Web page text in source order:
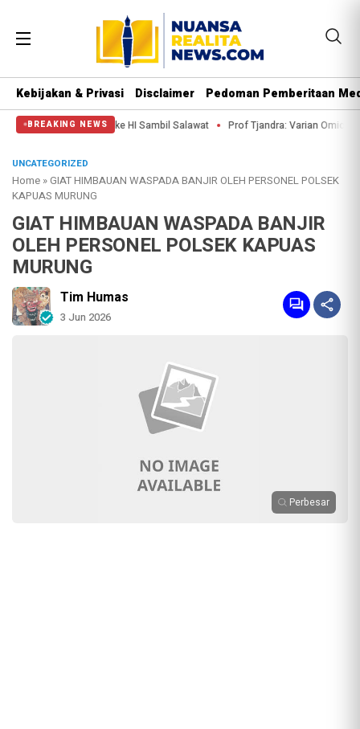
Kebijakan & Privasi Disclaimer Pedoman Pemberitaan
BREAKING NEWS
Putar Balik ke HI Sambil Salawat Prof Tjandra: Varian Omicron Mungkin
UNCATEGORIZED
Home »GIAT HIMBAUAN WASPADA BANJIR OLEH PERSONEL POLSEK
KAPUAS MURUNG
GIAT HIMBAUAN WASPADA BANJIR
OLEH PERSONEL POLSEK KAPUAS
MURUNG
Tim Humas
3 Jun 2026
Perbesar